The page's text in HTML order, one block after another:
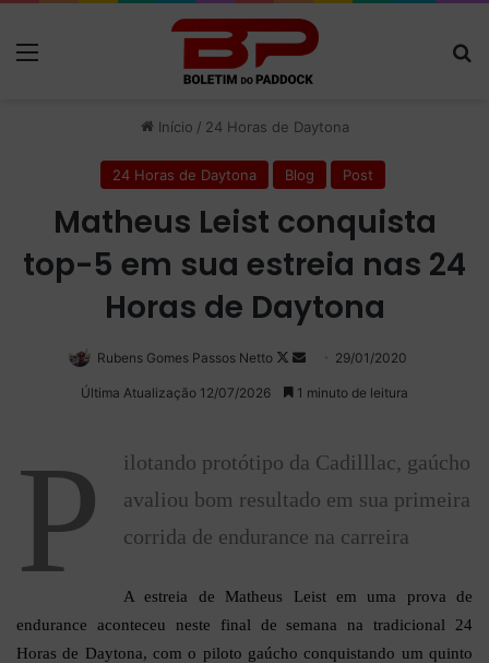
Início / 24 Horas de Daytona
24 Horas de Daytona Blog Post
Matheus Leist conquista
top-5 em sua estreia nas 24
Horas de Daytona
Rubens Gomes Passos Netto
Follow
on
Mande
um
29/01/2020
Última Atualização 12/07/2026 1 minuto de leitura
P
ilotando protótipo da Cadilllac, gaúcho
avaliou bom resultado em sua primeira
corrida de endurance na carreira
A estreia de Matheus Leist em uma prova de
endurance aconteceu neste final de semana na tradicional 24
Horas de Daytona, com o piloto gaúcho conquistando um quinto